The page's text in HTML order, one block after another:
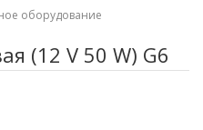
оборудование
(12 V 50 W) G6